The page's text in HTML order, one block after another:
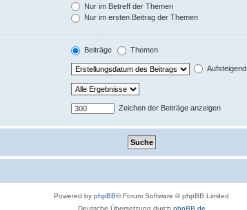
Nur im Betreff der Themen
Nur im ersten Beitrag der Themen
Beiträge Themen
Aufsteigend
Zeichen der Beiträge anzeigen
Powered by phpBB® Forum Software © phpBB Limited
Deutsche Übersetzung durch phpBB.de